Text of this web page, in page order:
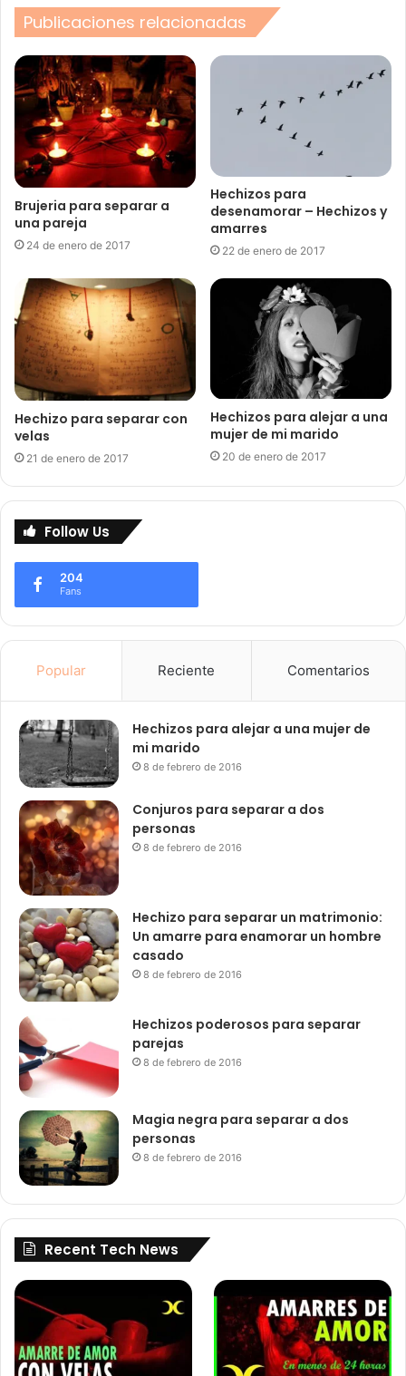
Publicaciones relacionadas
Brujeria para separar a
una pareja
24 de enero de 2017
Hechizos para
desenamorar – Hechizos y
amarres
22 de enero de 2017
Hechizo para separar con
velas
21 de enero de 2017
Hechizos para alejar a una
mujer de mi marido
20 de enero de 2017
Follow Us
204
Fans
Popular Reciente Comentarios
Hechizos para alejar a una mujer de
mi marido
8 de febrero de 2016
Conjuros para separar a dos
personas
8 de febrero de 2016
Hechizo para separar un matrimonio:
Un amarre para enamorar un hombre
casado
8 de febrero de 2016
Hechizos poderosos para separar
parejas
8 de febrero de 2016
Magia negra para separar a dos
personas
8 de febrero de 2016
Recent Tech News